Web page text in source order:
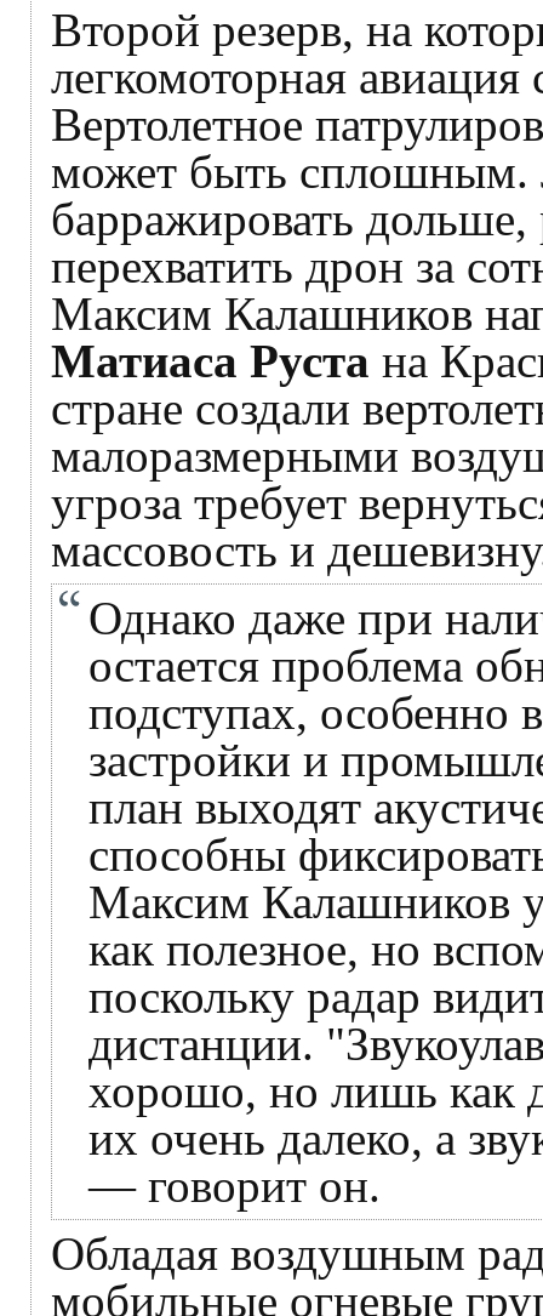
Второй резерв, на
легкомоторная
Вертолетное
может быть сплошным.
барражировать
перехватить дрон за
Максим Калашников
Матиаса Руста на
стране создали
малоразмерными
угроза требует
массовость и
Однако даже при
остается проблема
подступах, особенно
застройки и
план выходят
способны
Максим Калашников
как полезное, но
поскольку радар
дистанции.
хорошо, но лишь как
их очень далеко, а
— говорит он.
Обладая воздушным
мобильные огневые